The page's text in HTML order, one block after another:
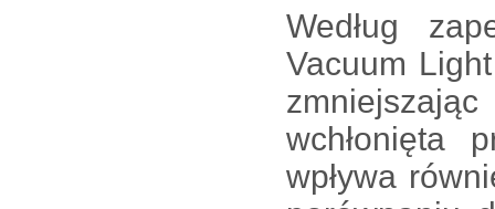
Według
Vacuum
wchłonięta
wpływa